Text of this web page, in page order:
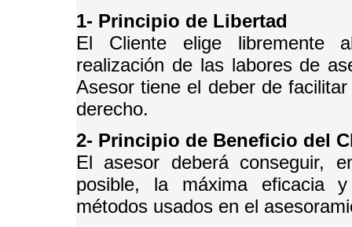
1- Principio de Libertad
El Cliente elige libremente
realización de las labores de
Asesor tiene el deber de
derecho.
2- Principio de Beneficio del
El asesor deberá conseguir,
posible, la máxima eficacia
métodos usados en el